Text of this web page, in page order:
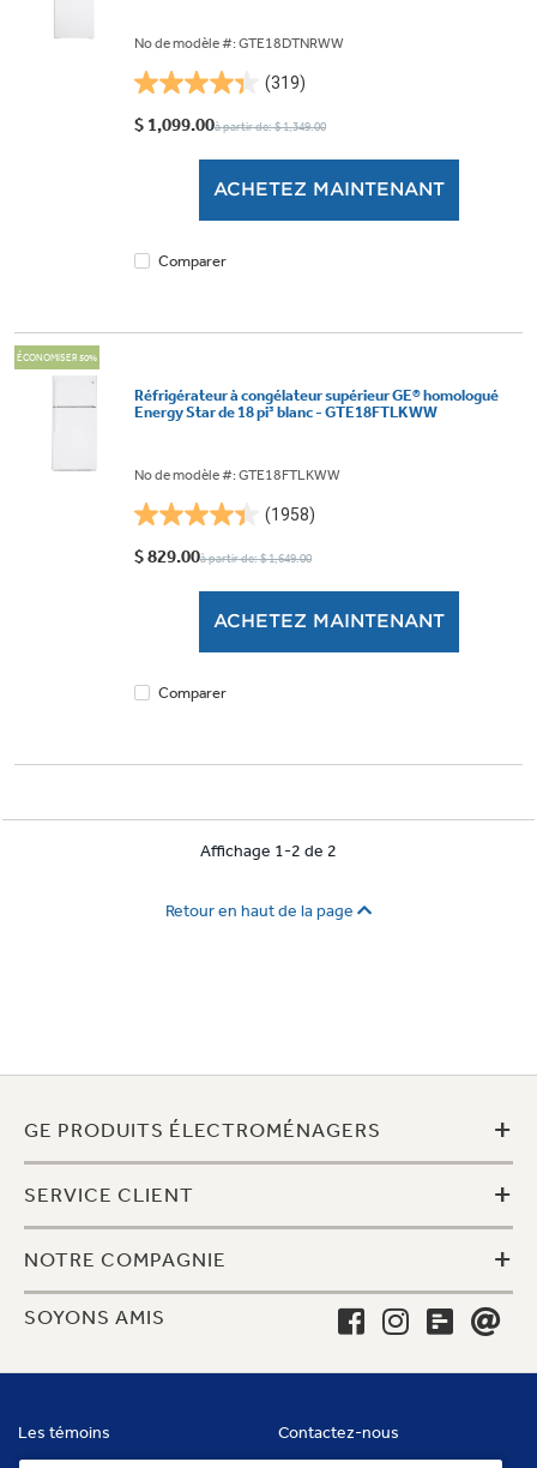
No de modèle #: GTE18DTNRWW
(319)
4.3
étoile(s)
$ 1,099.00à partir de: $ 1,349.00
ACHETEZ MAINTENANT
Comparer
ÉCONOMISER 50%
Réfrigérateur à congélateur supérieur GE® homologué
Energy Star de 18 pi³ blanc - GTE18FTLKWW
No de modèle #: GTE18FTLKWW
(1958)
4.4
étoile(s)
$ 829.00à partir de: $ 1,649.00
ACHETEZ MAINTENANT
Comparer
Affichage 1-2 de 2
Retour en haut de la page
GE PRODUITS ÉLECTROMÉNAGERS +
SERVICE CLIENT +
NOTRE COMPAGNIE +
SOYONS AMIS
Les témoins Contactez-nous